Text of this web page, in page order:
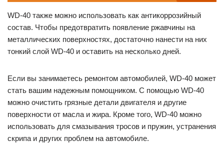
WD-40 также можно использовать как антикоррозийный
состав. Чтобы предотвратить появление ржавчины на
металлических поверхностях, достаточно нанести на них
тонкий слой WD-40 и оставить на несколько дней.
Если вы занимаетесь ремонтом автомобилей, WD-40 может
стать вашим надежным помощником. С помощью WD-40
можно очистить грязные детали двигателя и другие
поверхности от масла и жира. Кроме того, WD-40 можно
использовать для смазывания тросов и пружин, устранения
скрипа и других проблем на автомобиле.